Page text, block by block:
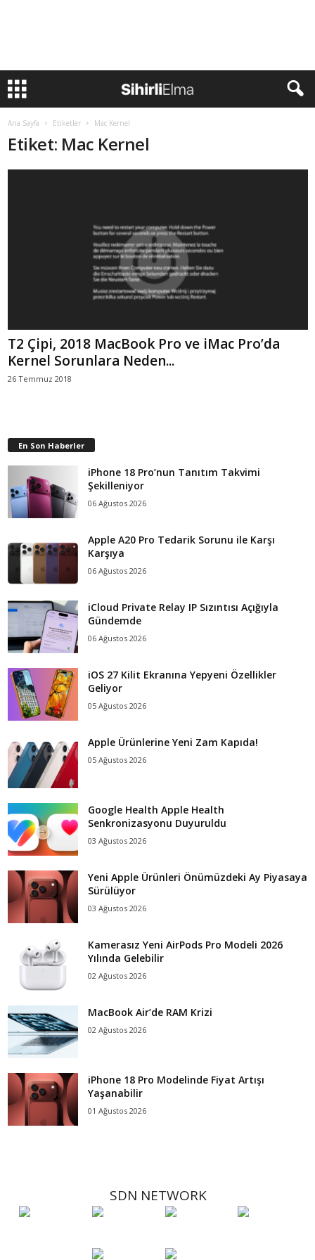
Ana Sayfa Etiketler Mac Kernel
Etiket: Mac Kernel
T2 Çipi, 2018 MacBook Pro ve iMac Pro’da
Kernel Sorunlara Neden...
26 Temmuz 2018
En Son Haberler
iPhone 18 Pro’nun Tanıtım Takvimi
Şekilleniyor
06 Ağustos 2026
Apple A20 Pro Tedarik Sorunu ile Karşı
Karşıya
06 Ağustos 2026
iCloud Private Relay IP Sızıntısı Açığıyla
Gündemde
06 Ağustos 2026
iOS 27 Kilit Ekranına Yepyeni Özellikler
Geliyor
05 Ağustos 2026
Apple Ürünlerine Yeni Zam Kapıda!
05 Ağustos 2026
Google Health Apple Health
Senkronizasyonu Duyuruldu
03 Ağustos 2026
Yeni Apple Ürünleri Önümüzdeki Ay Piyasaya
Sürülüyor
03 Ağustos 2026
Kamerasız Yeni AirPods Pro Modeli 2026
Yılında Gelebilir
02 Ağustos 2026
MacBook Air’de RAM Krizi
02 Ağustos 2026
iPhone 18 Pro Modelinde Fiyat Artışı
Yaşanabilir
01 Ağustos 2026
SDN NETWORK